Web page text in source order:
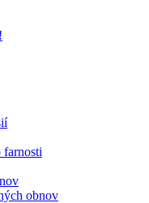
farnosti
obnov